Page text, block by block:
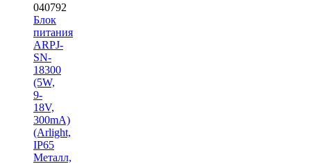
040792
Блок
питания
ARPJ-
SN-
18300
(5W,
9-
18V,
300mA)
(Arlight,
IP65
Металл,